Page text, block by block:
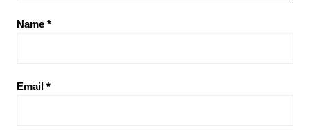
Name *
Email *